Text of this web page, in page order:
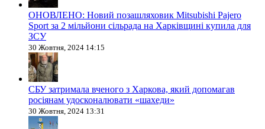
ОНОВЛЕНО: Новий позашляховик Mitsubishi Pajero
Sport за 2 мільйони сільрада на Харківщині купила для
ЗСУ
30 Жовтня, 2024 14:15
СБУ затримала вченого з Харкова, який допомагав
росіянам удосконалювати «шахеди»
30 Жовтня, 2024 13:31